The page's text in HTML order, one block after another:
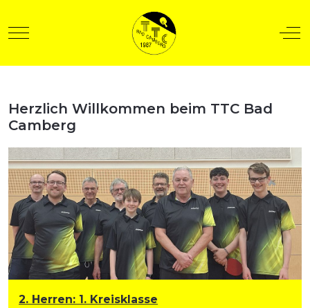
Mobile Menu Toggle
Herzlich Willkommen beim TTC Bad
Camberg
2. Herren: 1. Kreisklasse
anzeigen